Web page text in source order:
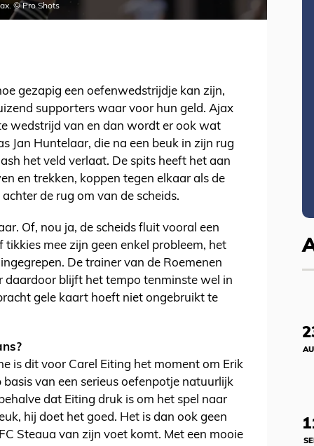
© Pro Shots
gezapig een oefenwedstrijdje kan zijn,
supporters waar voor hun geld. Ajax
wedstrijd van en dan wordt er ook wat
Jan Huntelaar, die na een beuk in zijn rug
het veld verlaat. De spits heeft het aan
en trekken, koppen tegen elkaar als de
de rug om van de scheids.
Of, nou ja, de scheids fluit vooral een
mee zijn geen enkel probleem, het
De trainer van de Roemenen
daardoor blijft het tempo tenminste wel in
gele kaart hoeft niet ongebruikt te
is dit voor Carel Eiting het moment om Erik
van een serieus oefenpotje natuurlijk
dat Eiting druk is om het spel naar
hij doet het goed. Het is dan ook geen
Steaua van zijn voet komt. Met een mooie